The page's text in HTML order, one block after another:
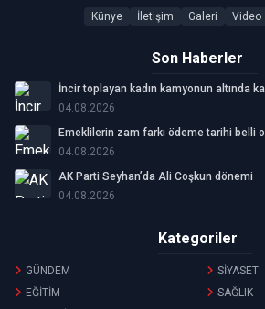
Künye
İletişim Galeri Video
Son Haberler
İncir toplayan kadın kamyonun altında
04.08.2026
Emeklilerin zam farkı ödeme tarihi belli
04.08.2026
AK Parti Seyhan’da Ali Coşkun dönemi
04.08.2026
Kategoriler
GÜNDEM
SİYASET
EĞİTİM
SAĞLIK